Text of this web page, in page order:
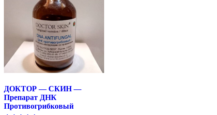
ДОКТОР — СКИН —
Препарат ДНК
Противогрибковый